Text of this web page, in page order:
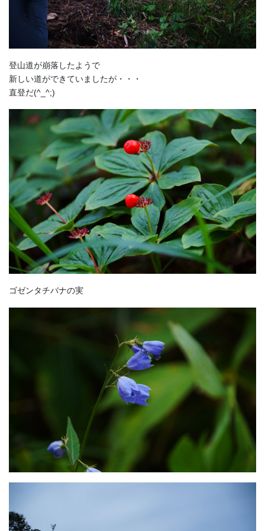
登山道が崩落したようで
新しい道ができていましたが・・・
直登だ(^_^;)
ゴゼンタチバナの実